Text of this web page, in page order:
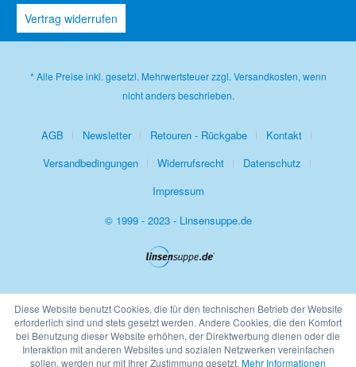
Vertrag widerrufen
* Alle Preise inkl. gesetzl. Mehrwertsteuer zzgl. Versandkosten, wenn
nicht anders beschrieben.
AGB Newsletter Retouren - Rückgabe
Kontakt
Versandbedingungen
Widerrufsrecht
Datenschutz
Impressum
© 1999 - 2023 - Linsensuppe.de
Diese Website benutzt Cookies, die für den technischen Betrieb der Website
erforderlich sind und stets gesetzt werden. Andere Cookies, die den Komfort
bei Benutzung dieser Website erhöhen, der Direktwerbung dienen oder die
Interaktion mit anderen Websites und sozialen Netzwerken vereinfachen
sollen, werden nur mit Ihrer Zustimmung gesetzt. Mehr Informationen